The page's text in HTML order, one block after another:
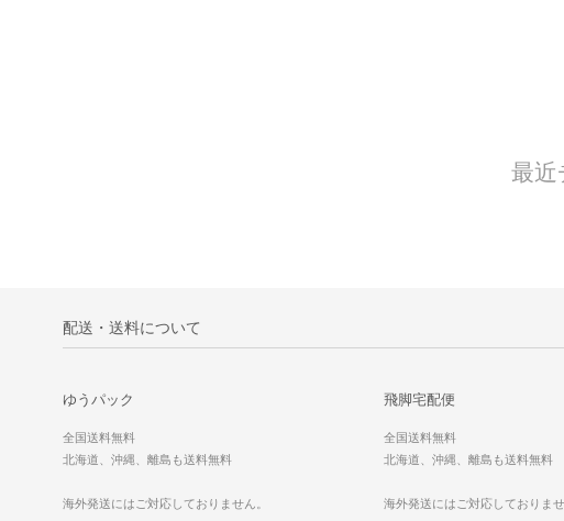
最近
配送・送料について
ゆうパック
全国送料無料
北海道、沖縄、離島も送料無料
海外発送にはご対応しておりません。
飛脚宅配便
全国送料無料
北海道、沖縄、離島も送料無料
海外発送にはご対応しておりま